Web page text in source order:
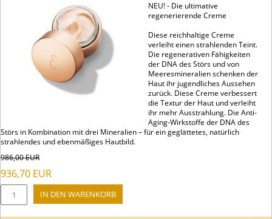
NEU! - Die ultimative
regenerierende Creme
Diese reichhaltige Creme
verleiht einen strahlenden Teint.
Die regenerativen Fähigkeiten
der DNA des Störs und von
Meeresmineralien schenken der
Haut ihr jugendliches Aussehen
zurück. Diese Creme verbessert
die Textur der Haut und verleiht
ihr mehr Ausstrahlung. Die Anti-
Aging-Wirkstoffe der DNA des
Störs in Kombination mit drei Mineralien – für ein geglättetes, natürlich
strahlendes und ebenmäßiges Hautbild.
986,00EUR
936,70 EUR